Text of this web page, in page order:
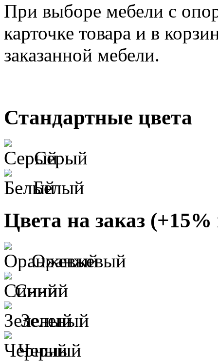
При выборе мебели с
карточке товара и в
заказанной мебели.
Стандартные цвета
Серый
Белый
Цвета на заказ
Оранжевый
Синий
Зеленый
Черный